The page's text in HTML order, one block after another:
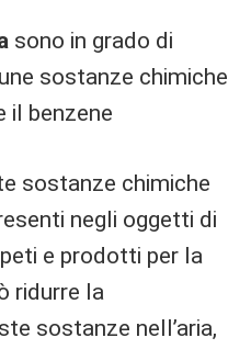
sono in grado di
sostanze chimiche
il benzene
sostanze chimiche
negli oggetti di
e prodotti per la
ridurre la
sostanze nell’aria,